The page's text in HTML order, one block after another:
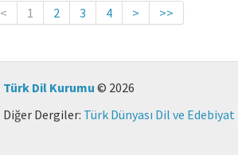
< 1 2 3 4 > >>
Türk Dil Kurumu © 2026
Diğer Dergiler: Türk Dünyası Dil ve